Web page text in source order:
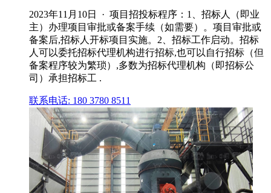
2023年11月10日 · 项目招投标程序：1、招标人（即业
主）办理项目审批或备案手续（如需要）。项目审批或
备案后,招标人开标项目实施。2、招标工作启动。招标
人可以委托招标代理机构进行招标,也可以自行招标（但
备案程序较为繁琐）,多数为招标代理机构（即招标公
司）承担招标工 .
联系电话: 180 3780 8511